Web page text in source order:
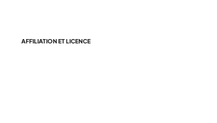
AFFILIATION ET LICENCE